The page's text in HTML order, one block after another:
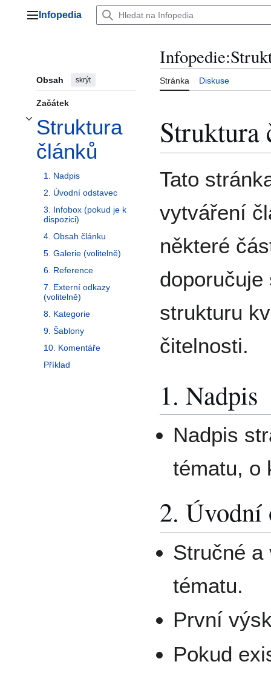
Hlavní menu
Infopedia
Obsah skrýt
Začátek
Struktura
článků
Přepnout podsekci Struktura článků
1. Nadpis
2. Úvodní odstavec
3. Infobox (pokud je k
dispozici)
4. Obsah článku
5. Galerie (volitelně)
6. Reference
7. Externí odkazy
(volitelně)
8. Kategorie
9. Šablony
10. Komentáře
Příklad
Stránka Diskuse
Struktura
Tato
vytváření
některé
doporučuje
strukturu
čitelnosti.
1. Nadpis
Nadpis
tématu, o
2. Úvodní
Stručné
tématu.
První
Pokud